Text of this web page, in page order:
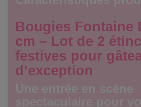
Bougies Fontaine
cm – Lot de 2
festives pour
d’exception